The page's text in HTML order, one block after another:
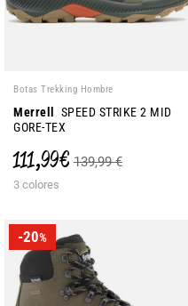
Botas Trekking Hombre
Merrell
SPEED STRIKE 2 MID
GORE-TEX
111,99 € 139,99 €
3 colores
-20%